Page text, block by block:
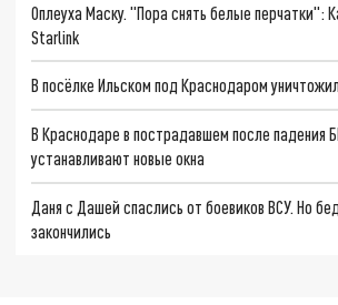
Оплеуха Маску. "Пора снять белые перчатки":
Starlink
В посёлке Ильском под Краснодаром
В Краснодаре в пострадавшем после падения
устанавливают новые окна
Даня с Дашей спаслись от боевиков ВСУ. Но
закончились